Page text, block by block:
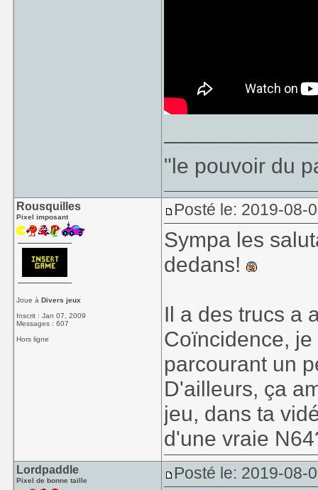
"le pouvoir du
Rousquilles
Pixel imposant
Joue àDivers jeux
Inscrit : Jan 07, 2009
Messages : 607
Hors ligne
Posté le: 2019-08-
Sympa les
dedans!
Il a des trucs a
Coïncidence,
parcourant un
D'ailleurs, ça
jeu, dans ta
d'une vraie
Lordpaddle
Pixel de bonne taille Posté le: 2019-08-